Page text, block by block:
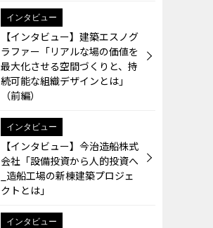
インタビュー
【インタビュー】建築エスノグ
ラファー「リアルな場の価値を
最大化させる空間づくりと、持
続可能な組織デザインとは」
（前編）
インタビュー
【インタビュー】今治造船株式
会社「設備投資から人的投資へ
_造船工場の新棟建築プロジェ
クトとは」
インタビュー